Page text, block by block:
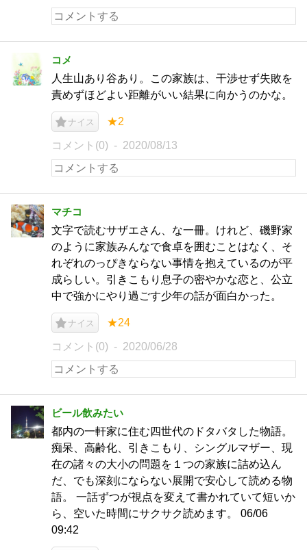
コメ
人生山あり谷あり。この家族は、干渉せず失敗を
責めずほどよい距離がいい結果に向かうのかな。
ナイス ★2
コメント(0) 2020/08/13
マチコ
文字で読むサザエさん、な一冊。けれど、磯野家
のように家族みんなで食卓を囲むことはなく、そ
れぞれのっぴきならない事情を抱えているのが平
成らしい。引きこもり息子の密やかな恋と、公立
中で強かにやり過ごす少年の話が面白かった。
ナイス ★24
コメント(0) 2020/06/28
ビール飲みたい
都内の一軒家に住む四世代のドタバタした物語。
痴呆、高齢化、引きこもり、シングルマザー、現
在の諸々の大小の問題を１つの家族に詰め込ん
だ、でも深刻にならない展開で安心して読める物
語。 一話ずつが視点を変えて書かれていて短いか
ら、空いた時間にサクサク読めます。 06/06
09:42